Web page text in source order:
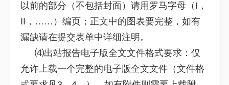
以前的部分（不包括封面）请用罗马字母（I，
II，……）编页；正文中的图表要完整，如有
漏缺请在提交表单中详细注明。
⑷出站报告电子版全文文件格式要求：仅
允许上载一个完整的电子版全文文件（文件格